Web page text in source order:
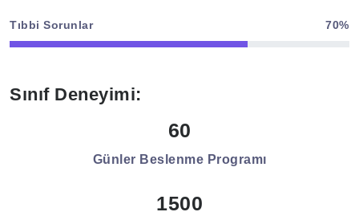
Tıbbi Sorunlar 70%
Sınıf Deneyimi:
60
Günler Beslenme Programı
1500